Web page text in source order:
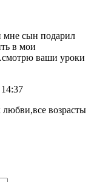
мне сын подарил
в мои
ваши уроки
любви,все возрасты